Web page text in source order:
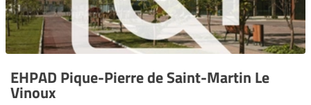
EHPAD Pique-Pierre de Saint-Martin Le
Vinoux